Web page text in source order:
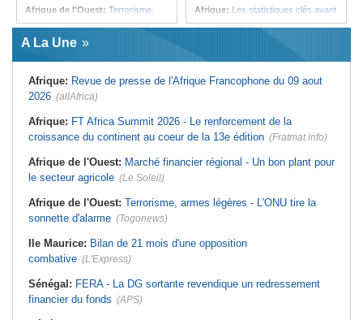
Afrique de l'Ouest: Terrorisme,
sonnette d'alarme
Sénégal:FERA - La DG sortante
financier du fonds
Sénégal:Affaire d'actes contre
nature - Le procureur du TGI de
Pikine-Guédiawaye interjette appel
de renvoi de plusieurs prévenus
Sénégal:FERA - Priorité à
Cheikh Dieng décline sa vision
Sénégal:
Cheikh Dieng définit ses
axes prioritaires pour restructurer le
Afrique:JIFA 2026 à Dakar - La
commémoration de l'héritage des
africain à l'honneur (ministre)
Afrique: Les statistiques clés avant
d'Ivoire et l'Algérie
la finale
Afrique:Côte d'Ivoire - Algérie, un
Sénégal bat la Tunisie et prend le
quart
Tunisie: Enseignement supérieur -
interconnecté « One Health »
les startups à l'international
A La Une
Afrique: Revue de presse de l'Afrique Francophone du 09 aout
2026 (allAfrica)
Afrique: FT Africa Summit 2026 - Le renforcement de la
croissance du continent au coeur de la 13e édition (Fratmat.info)
Afrique de l'Ouest: Marché financier régional - Un bon plant pour
le secteur agricole (Le Soleil)
Afrique de l'Ouest: Terrorisme, armes légères - L'ONU tire la
sonnette d'alarme (Togonews)
Ile Maurice: Bilan de 21 mois d'une opposition
combative (L'Express)
Sénégal: FERA - La DG sortante revendique un redressement
financier du fonds (APS)